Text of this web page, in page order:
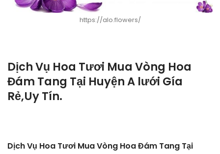
https://alo.flowers/
Dịch Vụ Hoa Tươi Mua Vòng Hoa
Đám Tang Tại Huyện A lưới Gía
Rẻ,Uy Tín.
Dịch Vụ Hoa Tươi Mua Vòng Hoa Đám Tang Tại